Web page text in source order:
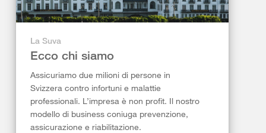
La Suva
Ecco chi siamo
Assicuriamo due milioni di persone in
Svizzera contro infortuni e malattie
professionali. L’impresa è non profit. Il nostro
modello di business coniuga prevenzione,
assicurazione e riabilitazione.